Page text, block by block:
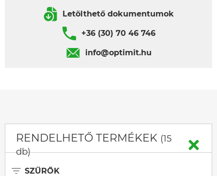
Letölthető dokumentumok
+36 (30) 70 46 746
info@optimit.hu
RENDELHETŐ TERMÉKEK (15
db)
SZŰRŐK